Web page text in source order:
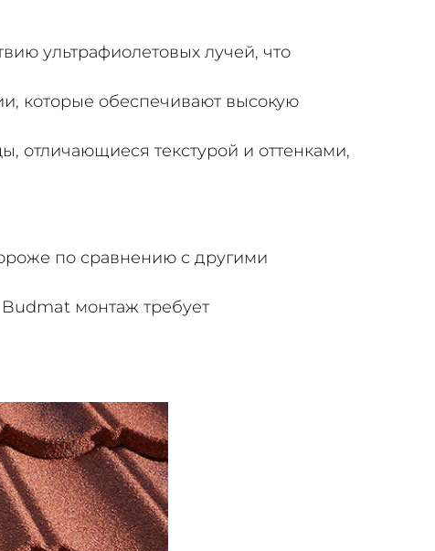
ультрафиолетовых лучей, что
которые обеспечивают высокую
отличающиеся текстурой и оттенками,
по сравнению с другими
монтаж требует